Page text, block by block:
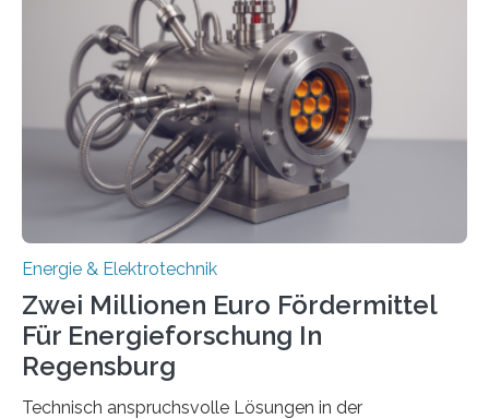
neuen Bericht für die Praxis eingeordnet – inklusive der
Rolle von flexiblen Netzanschlussvereinbarungen. Der
Netzanschluss von Erneuerbare-Energien-Anlagen
(EE-Anlagen) ist entscheidend für die Energiewende.
Denn ohne Anschluss an das Netz kann kein Strom
eingespeist werden. Nach dem Erneuerbare-Energien-
Gesetz (EEG) sind Netzbetreiber…
Energie & Elektrotechnik
Zwei Millionen Euro Fördermittel
Für Energieforschung In
Regensburg
Technisch anspruchsvolle Lösungen in der